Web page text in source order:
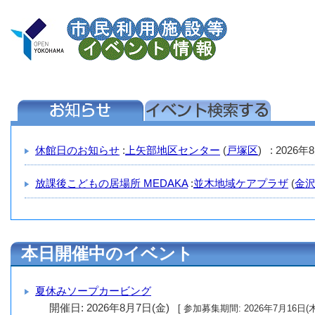
休館日のお知らせ : 上矢部地区センター (戸塚区) : 2026年
放課後こどもの居場所 MEDAKA:並木地域ケアプラザ (金
本日開催中のイベント
夏休みソープカービング
開催日: 2026年8月7日(金)
[ 参加募集期間: 2026年7月16日(